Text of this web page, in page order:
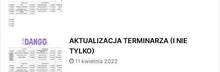
AKTUALIZACJA TERMINARZA (I NIE
TYLKO)
11 kwietnia 2022